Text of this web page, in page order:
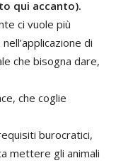
qui accanto).
ci vuole più
di
che bisogna dare,
che coglie
burocratici,
mettere gli animali